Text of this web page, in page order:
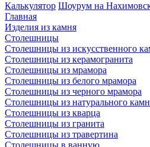
Калькулятор Шоурум на
Главная
Изделия из камня
Столешницы
Столешницы из искусственного
Столешницы из керамогранита
Столешницы из мрамора
Столешницы из белого мрамора
Столешницы из черного мрамора
Столешницы из натурального
Столешницы из кварца
Столешницы из гранита
Столешницы из травертина
Столешницы в ванную